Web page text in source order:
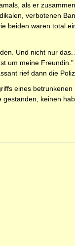
als er
verbotenen
beiden waren total
Und nicht nur
um meine
rief dann die
eines
keinen